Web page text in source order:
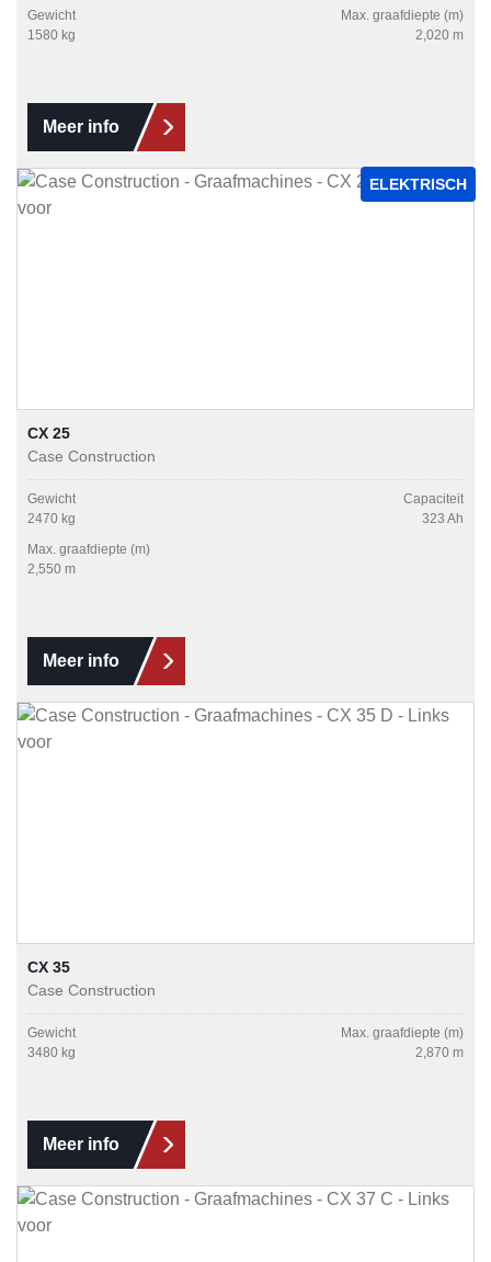
Gewicht
1580 kg
Max. graafdiepte (m)
2,020 m
Meer info
ELEKTRISCH
CX 25
Case Construction
Gewicht
2470 kg
Capaciteit
323 Ah
Max. graafdiepte (m)
2,550 m
Meer info
CX 35
Case Construction
Gewicht
3480 kg
Max. graafdiepte (m)
2,870 m
Meer info